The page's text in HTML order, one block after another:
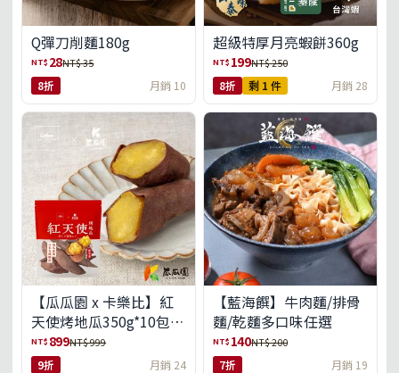
Q彈刀削麵180g
NT$ 28NT$ 35
8折 月銷 10
超級特厚月亮蝦餅360g
NT$ 199NT$ 250
8折 剩 1 件 月銷 28
【瓜瓜園 x 卡樂比】紅
天使烤地瓜350g*10包
(免運組)
NT$ 899NT$ 999
9折 月銷 24
【藍海饌】牛肉麵/排骨
麵/乾麵多口味任選
NT$ 140NT$ 200
7折 月銷 19